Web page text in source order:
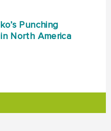
Punching
North America